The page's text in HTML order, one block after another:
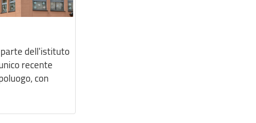
dell'istituto
recente
con